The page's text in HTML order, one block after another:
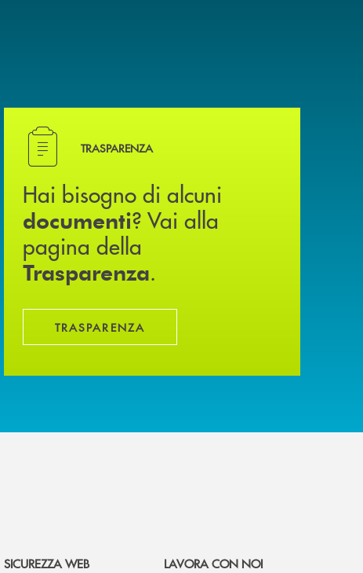
Hai bisogno di alcuni documenti ? Vai alla pagina della
TRASPARENZA
Hai bisogno di alcuni
documenti? Vai alla
pagina della
Trasparenza.
TRASPARENZA
SICUREZZA WEB
LAVORA CON NOI